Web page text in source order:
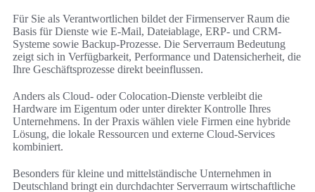
Für Sie als Verantwortlichen bildet der Firmenserver Raum die
Basis für Dienste wie E‑Mail, Dateiablage, ERP- und CRM-
Systeme sowie Backup-Prozesse. Die Serverraum Bedeutung
zeigt sich in Verfügbarkeit, Performance und Datensicherheit, die
Ihre Geschäftsprozesse direkt beeinflussen.
Anders als Cloud- oder Colocation-Dienste verbleibt die
Hardware im Eigentum oder unter direkter Kontrolle Ihres
Unternehmens. In der Praxis wählen viele Firmen eine hybride
Lösung, die lokale Ressourcen und externe Cloud-Services
kombiniert.
Besonders für kleine und mittelständische Unternehmen in
Deutschland bringt ein durchdachter Serverraum wirtschaftliche